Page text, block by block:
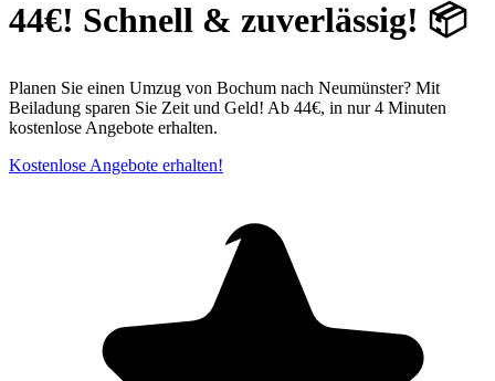
44€! Schnell & zuverlässig! 📦
Planen Sie einen Umzug von Bochum nach Neumünster? Mit
Beiladung sparen Sie Zeit und Geld! Ab 44€, in nur 4 Minuten
kostenlose Angebote erhalten.
Kostenlose Angebote erhalten!